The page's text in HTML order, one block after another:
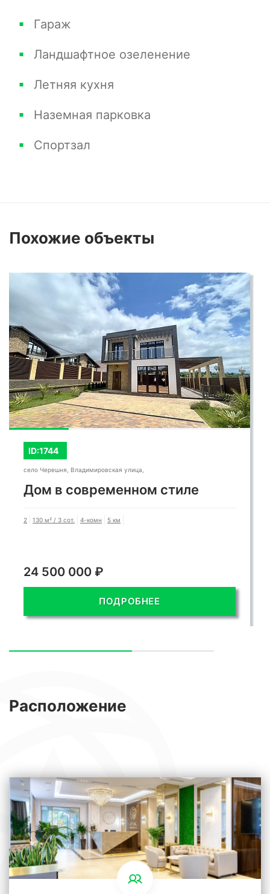
Гараж
Ландшафтное озеленение
Летняя кухня
Наземная парковка
Спортзал
Похожие объекты
ID:1744
село Черешня, Владимировская улица,
Дом в современном стиле
2 130 м² / 3 сот. 4-комн 5 км
24 500 000 ₽
ПОДРОБНЕЕ
Расположение